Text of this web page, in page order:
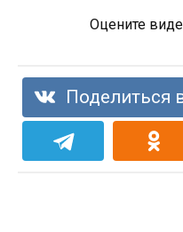
Оцените
Поделиться